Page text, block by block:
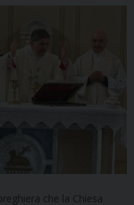
che la Chiesa